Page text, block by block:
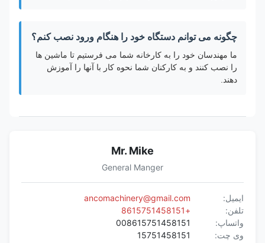
چگونه می توانم دستگاه خود را هنگام ورود نصب کنم؟
ما مهندسان خود را به کارخانه شما می فرستیم تا ماشین ها
را نصب کنند و به کارکنان شما نحوه کار با آنها را آموزش
Mr. Mike
General Manger
ایمیل:
ancomachinery@gmail.com
واتساپ:
008615751458151
وی چت:
15751458151